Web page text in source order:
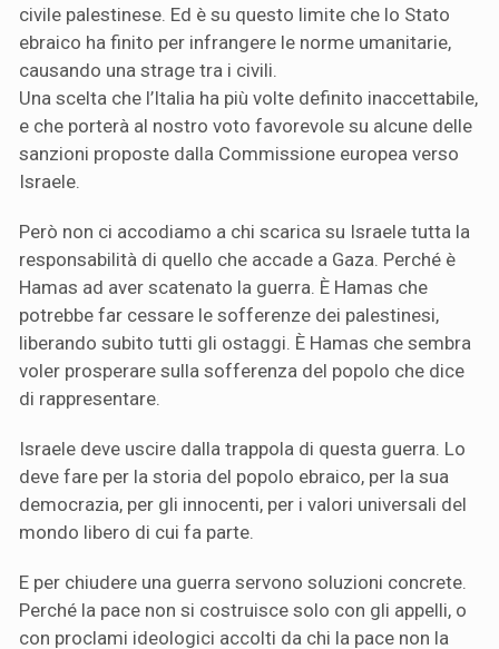
civile palestinese. Ed è su questo limite che lo Stato
ebraico ha finito per infrangere le norme umanitarie,
causando una strage tra i civili.
Una scelta che l’Italia ha più volte definito inaccettabile,
e che porterà al nostro voto favorevole su alcune delle
sanzioni proposte dalla Commissione europea verso
Israele.
Però non ci accodiamo a chi scarica su Israele tutta la
responsabilità di quello che accade a Gaza. Perché è
Hamas ad aver scatenato la guerra. È Hamas che
potrebbe far cessare le sofferenze dei palestinesi,
liberando subito tutti gli ostaggi. È Hamas che sembra
voler prosperare sulla sofferenza del popolo che dice
di rappresentare.
Israele deve uscire dalla trappola di questa guerra. Lo
deve fare per la storia del popolo ebraico, per la sua
democrazia, per gli innocenti, per i valori universali del
mondo libero di cui fa parte.
E per chiudere una guerra servono soluzioni concrete.
Perché la pace non si costruisce solo con gli appelli, o
con proclami ideologici accolti da chi la pace non la